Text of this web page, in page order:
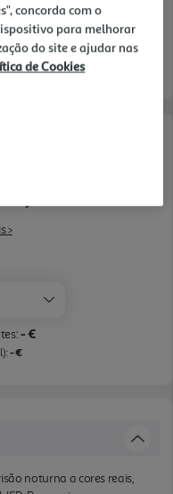
para
até às 12h.
>
- €
- €
noturna a cores reais,
concorda com o
para melhorar
do site e ajudar nas
de Cookies